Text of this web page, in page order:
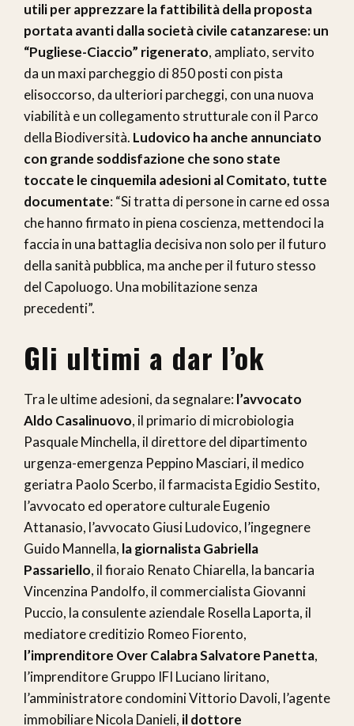
utili per apprezzare la fattibilità della proposta
portata avanti dalla società civile catanzarese: un
“Pugliese-Ciaccio” rigenerato, ampliato, servito
da un maxi parcheggio di 850 posti con pista
elisoccorso, da ulteriori parcheggi, con una nuova
viabilità e un collegamento strutturale con il Parco
della Biodiversità. Ludovico ha anche annunciato
con grande soddisfazione che sono state
toccate le cinquemila adesioni al Comitato, tutte
documentate: “Si tratta di persone in carne ed ossa
che hanno firmato in piena coscienza, mettendoci la
faccia in una battaglia decisiva non solo per il futuro
della sanità pubblica, ma anche per il futuro stesso
del Capoluogo. Una mobilitazione senza
precedenti”.
Gli ultimi a dar l’ok
Tra le ultime adesioni, da segnalare: l’avvocato
Aldo Casalinuovo, il primario di microbiologia
Pasquale Minchella, il direttore del dipartimento
urgenza-emergenza Peppino Masciari, il medico
geriatra Paolo Scerbo, il farmacista Egidio Sestito,
l’avvocato ed operatore culturale Eugenio
Attanasio, l’avvocato Giusi Ludovico, l’ingegnere
Guido Mannella, la giornalista Gabriella
Passariello, il fioraio Renato Chiarella, la bancaria
Vincenzina Pandolfo, il commercialista Giovanni
Puccio, la consulente aziendale Rosella Laporta, il
mediatore creditizio Romeo Fiorento,
l’imprenditore Over Calabra Salvatore Panetta,
l’imprenditore Gruppo IFI Luciano Iiritano,
l’amministratore condomini Vittorio Davoli, l’agente
immobiliare Nicola Danieli, il dottore